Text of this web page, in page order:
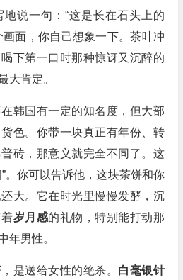
说一句：“这是长在石头上的
画面，你自己想象一下。茶叶冲
下第一口时那种惊讶又沉醉的
大肯定。
韩国有一定的知名度，但大部
色。你带一块真正有年份、转
砖，那意义就完全不同了。这
。你可以告诉他，这块茶饼和你
大。它在时光里慢慢发酵，沉
岁月感的礼物，特别能打动那
年男性。
，是送给女性的绝杀。 白毫银针